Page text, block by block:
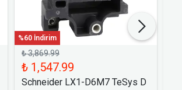
%60 İndirim
₺ 3,869.99
₺ 1,547.99
Schneider LX1-D6M7 TeSys D